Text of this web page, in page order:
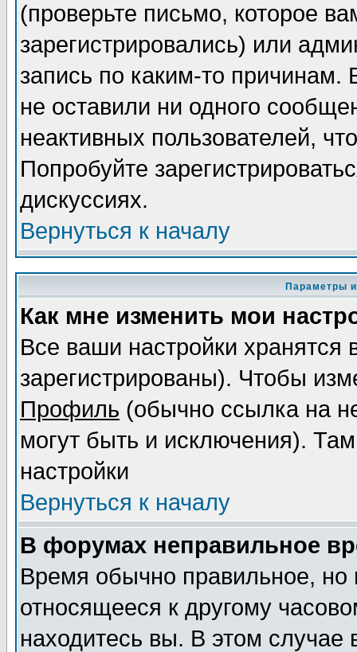
(проверьте письмо, которое
зарегистрировались) или
запись по каким-то
не оставили ни одного
неактивных пользователей,
Попробуйте
дискуссиях.
Вернуться к началу
Параметры
Как мне изменить мои
Все ваши настройки
зарегистрированы). Чтобы
Профиль (обычно ссылка на
могут быть и исключения).
настройки
Вернуться к началу
В форумах неправильное
Время обычно правильное,
относящееся к другому
находитесь вы. В этом